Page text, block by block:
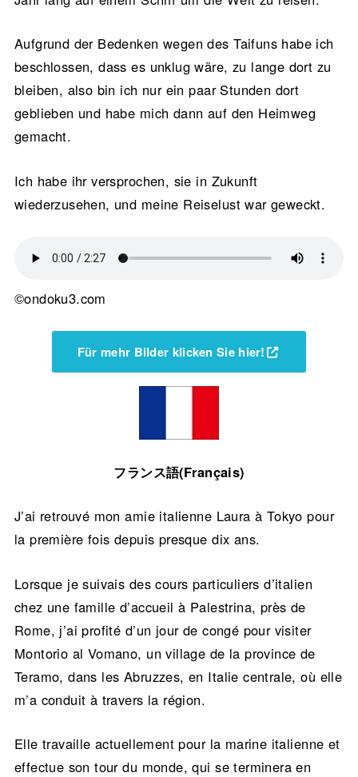
Aufgrund der Bedenken wegen des Taifuns habe ich
beschlossen, dass es unklug wäre, zu lange dort zu
bleiben, also bin ich nur ein paar Stunden dort
geblieben und habe mich dann auf den Heimweg
gemacht.
Ich habe ihr versprochen, sie in Zukunft
wiederzusehen, und meine Reiselust war geweckt.
©ondoku3.com
Für mehr Bilder klicken Sie hier!
フランス語(Français)
J’ai retrouvé mon amie italienne Laura à Tokyo pour
la première fois depuis presque dix ans.
Lorsque je suivais des cours particuliers d’italien
chez une famille d’accueil à Palestrina, près de
Rome, j’ai profité d’un jour de congé pour visiter
Montorio al Vomano, un village de la province de
Teramo, dans les Abruzzes, en Italie centrale, où elle
m’a conduit à travers la région.
Elle travaille actuellement pour la marine italienne et
effectue son tour du monde, qui se terminera en